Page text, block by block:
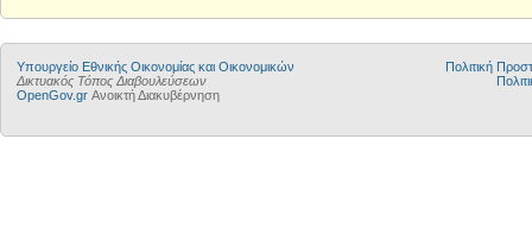
Υπουργείο Εθνικής Οικονομίας και Οικονομικών
Δικτυακός Τόπος Διαβουλεύσεων
OpenGov.gr Ανοικτή Διακυβέρνηση
Πολιτική